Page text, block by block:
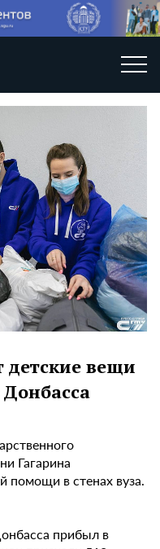
детские вещи
Гагарина
помощи в стенах вуза.
прибыл в